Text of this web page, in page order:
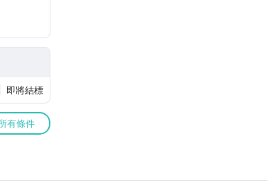
即將結標
有條件